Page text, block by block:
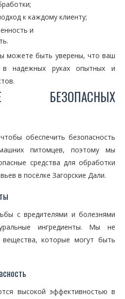
к каждому клиенту;
и
можете быть уверены, что ваш
надежных руках опытных и
БЕЗОПАСНЫХ
обеспечить безопасность
питомцев, поэтому мы
средства для обработки
в посёлке Загорские Дали.
с вредителями и болезнями
ингредиенты. Мы не
вещества, которые могут быть
высокой эффективностью в